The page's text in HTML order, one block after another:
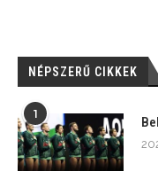
NÉPSZERŰ CIKKEK
1